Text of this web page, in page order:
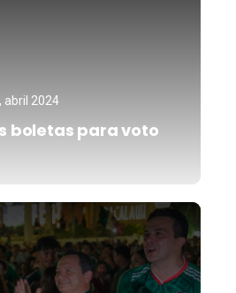
abril 2024
boletas para voto